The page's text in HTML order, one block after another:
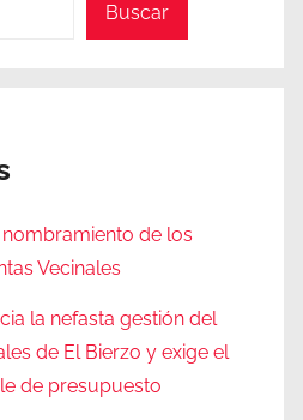
Buscar
de los
Vecinales
la nefasta gestión del
de El Bierzo y exige el
de presupuesto